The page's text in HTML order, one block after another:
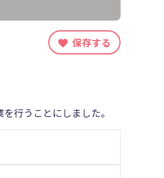
保存する
行うことにしました。